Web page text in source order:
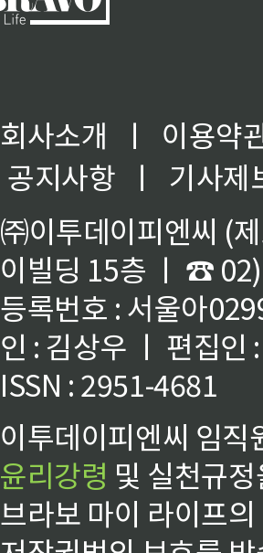
회사소개 ㅣ
이용약
공지사항
ㅣ
기사제
㈜이투데이피엔씨 (
이빌딩 15층 ㅣ ☎
등록번호 : 서울아
인 : 김상우 ㅣ 편집인
ISSN : 2951-4681
이투데이피엔씨 임
윤리강령 및 실천규
브라보 마이 라이프